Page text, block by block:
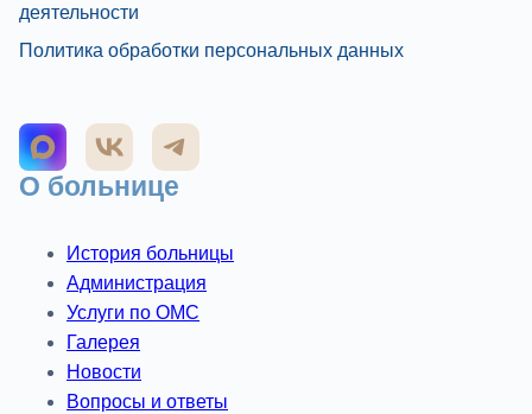
деятельности
Политика обработки персональных данных
О больнице
История больницы
Администрация
Услуги по ОМС
Галерея
Новости
Вопросы и ответы